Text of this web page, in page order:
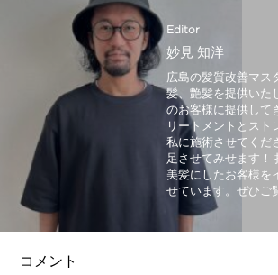
Editor
妙見 知洋
広島の髪質改善マス
髪、艶髪を提供いた
のお客様に提供して
リートメントとスト
私に施術させてくだ
足させてみせます！
美髪にしたお客様を
せています。ぜひご
コメント